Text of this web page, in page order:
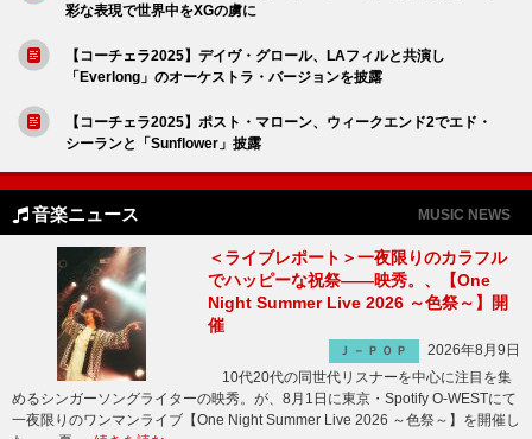
彩な表現で世界中をXGの虜に
【コーチェラ2025】デイヴ・グロール、LAフィルと共演し
「Everlong」のオーケストラ・バージョンを披露
【コーチェラ2025】ポスト・マローン、ウィークエンド2でエド・
シーランと「Sunflower」披露
音楽ニュース MUSIC NEWS
＜ライブレポート＞一夜限りのカラフル
でハッピーな祝祭――映秀。、【One
Night Summer Live 2026 ～色祭～】開
催
Ｊ－ＰＯＰ
2026年8月9日
10代20代の同世代リスナーを中心に注目を集
めるシンガーソングライターの映秀。が、8月1日に東京・Spotify O-WESTにて
一夜限りのワンマンライブ【One Night Summer Live 2026 ～色祭～】を開催し